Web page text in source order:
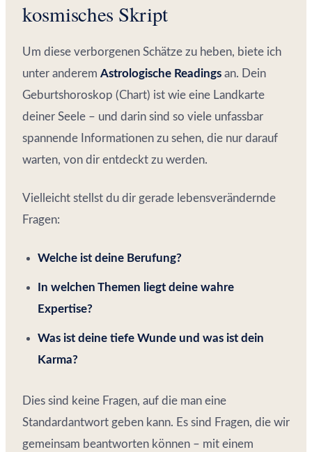
kosmisches Skript
Um diese verborgenen Schätze zu heben, biete ich
unter anderem Astrologische Readings an. Dein
Geburtshoroskop (Chart) ist wie eine Landkarte
deiner Seele – und darin sind so viele unfassbar
spannende Informationen zu sehen, die nur darauf
warten, von dir entdeckt zu werden.
Vielleicht stellst du dir gerade lebensverändernde
Fragen:
Welche ist deine Berufung?
In welchen Themen liegt deine wahre
Expertise?
Was ist deine tiefe Wunde und was ist dein
Karma?
Dies sind keine Fragen, auf die man eine
Standardantwort geben kann. Es sind Fragen, die wir
gemeinsam beantworten können – mit einem